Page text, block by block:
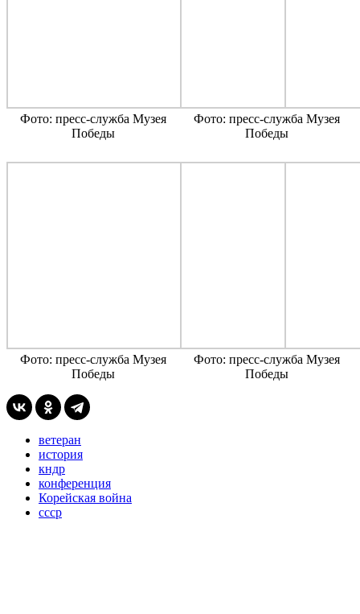
Фото: пресс-служба Музея
Победы
Фото: пресс-служба Музея
Победы
Фото: пресс-служба Музея
Победы
Фото: пресс-служба Музея
Победы
ветеран
история
кндр
конференция
Корейская война
ссср